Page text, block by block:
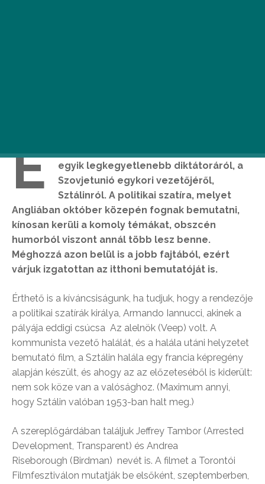
É
rdekes filmet készítettek a történelem
egyik legkegyetlenebb diktátoráról, a
Szovjetunió egykori vezetőjéről,
Sztálinról. A politikai szatíra, melyet
Angliában október közepén fognak bemutatni,
kínosan kerüli a komoly témákat, obszcén
humorból viszont annál több lesz benne.
Méghozzá azon belül is a jobb fajtából, ezért
várjuk izgatottan az itthoni bemutatóját is.
Érthető is a kíváncsiságunk, ha tudjuk, hogy a rendezője
a politikai szatírák királya, Armando Iannucci, akinek a
pályája eddigi csúcsa Az alelnök (Veep) volt. A
kommunista vezető halálát, és a halála utáni helyzetet
bemutató film, a Sztálin halála egy francia képregény
alapján készült, és ahogy az az előzeteséből is kiderült:
nem sok köze van a valósághoz. (Maximum annyi,
hogy Sztálin valóban 1953-ban halt meg.)
A szereplőgárdában találjuk Jeffrey Tambor (Arrested
Development, Transparent) és Andrea
Riseborough (Birdman) nevét is. A filmet a Torontói
Filmfesztiválon mutatják be elsőként, szeptemberben,